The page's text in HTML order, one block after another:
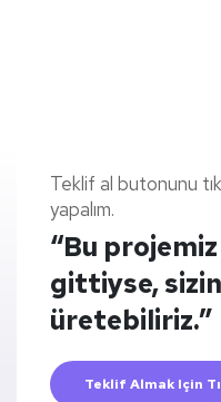
Teklif al butonunu
yapalım.
“Bu
gittiyse,
üretebiliriz.”
Teklif Almak Için